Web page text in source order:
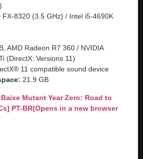
FX-8320 (3.5 GHz) / Intel i5-4690K
AMD Radeon R7 360 / NVIDIA
(DirectX: Versions 11)
11 compatible sound device
21.9 GB
Baixe Mutant Year Zero: Road to
PT-BR(Opens in a new browser